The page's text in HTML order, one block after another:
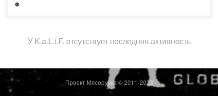
У K.a.L.i.F. отсутствует последняя активность
Проект Мясорубка © 2011-2023